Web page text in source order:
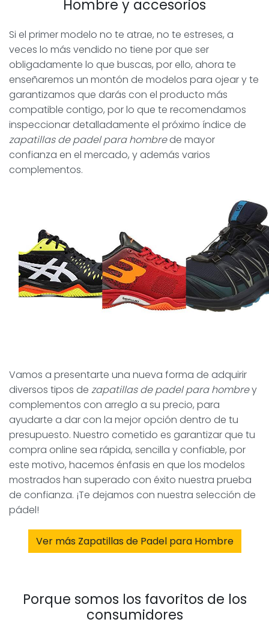
Hombre y accesorios
Si el primer modelo no te atrae, no te estreses, a
veces lo más vendido no tiene por que ser
obligadamente lo que buscas, por ello, ahora te
enseñaremos un montón de modelos para ojear y te
garantizamos que darás con el producto más
compatible contigo, por lo que te recomendamos
inspeccionar detalladamente el próximo índice de
zapatillas de padel para hombrede mayor
confianza en el mercado, y además varios
complementos.
Vamos a presentarte una nueva forma de adquirir
diversos tipos de zapatillas de padel para hombrey
complementos con arreglo a su precio, para
ayudarte a dar con la mejor opción dentro de tu
presupuesto. Nuestro cometido es garantizar que tu
compra online sea rápida, sencilla y confiable, por
este motivo, hacemos énfasis en que los modelos
mostrados han superado con éxito nuestra prueba
de confianza. ¡Te dejamos con nuestra selección de
pádel!
Ver más Zapatillas de Padel para Hombre
Porque somos los favoritos de los
consumidores